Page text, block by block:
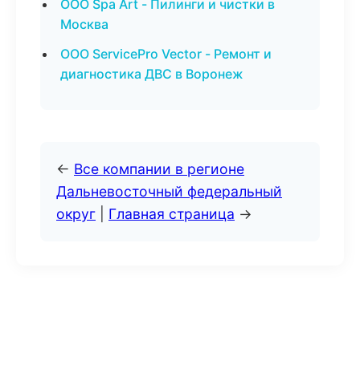
ООО Spa Art - Пилинги и чистки в
Москва
ООО ServicePro Vector - Ремонт и
диагностика ДВС в Воронеж
← Все компании в регионе
Дальневосточный федеральный
округ
Главная страница →